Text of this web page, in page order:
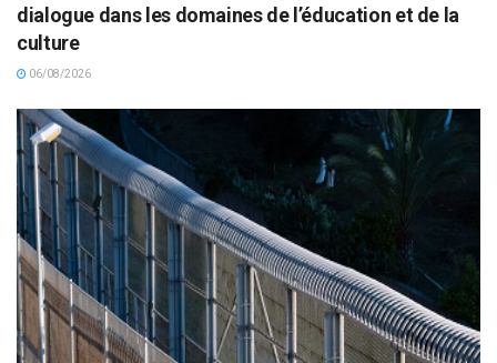
dialogue dans les domaines de l’éducation et de la
culture
06/08/2026